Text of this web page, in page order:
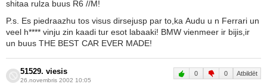
shitaa rulza buus R6 //M!
P.s. Es piedraazhu tos visus dirsejusp par to,ka Audu u n Ferrari un
veel h**** vinju zin kaadi tur esot labaaki! BMW vienmeer ir bijis,ir
un buus THE BEST CAR EVER MADE!
51529. viesis
26.novembris 2002 10:05
0 0 Atbildēt